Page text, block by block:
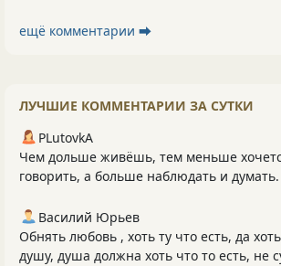
ещё комментарии ⮕
ЛУЧШИЕ КОММЕНТАРИИ ЗА СУТКИ
PLutоvkА
Чем дольше живёшь, тем меньше
говорить, а больше наблюдать и
Василий Юрьев
Обнять любовь , хоть ту что есть, да
душу, душа должна хоть что то есть, не